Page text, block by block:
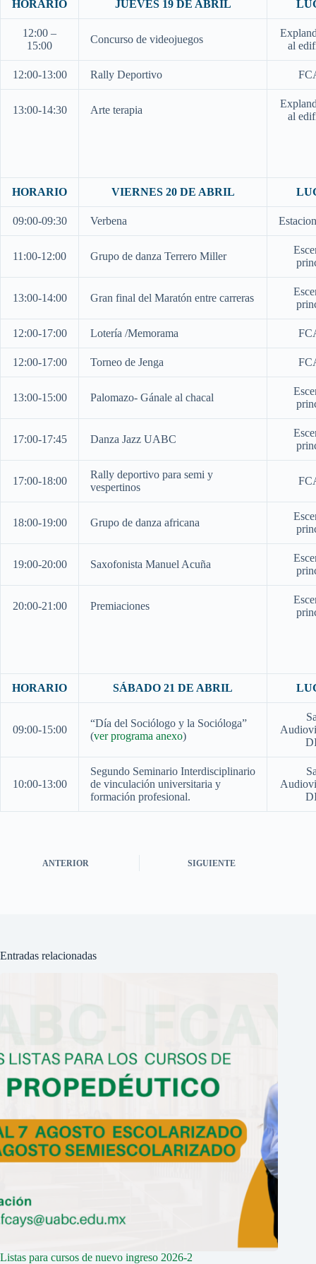
HORARIO JUEVES 19 DE ABRIL
12:00 –
15:00
Concurso de videojuegos
al
12:00-13:00 Rally Deportivo
13:00-14:30 Arte terapia
al
HORARIO VIERNES 20 DE ABRIL
09:00-09:30 Verbena
11:00-12:00 Grupo de danza Terrero Miller
13:00-14:00 Gran final del Maratón entre carreras
12:00-17:00 Lotería /Memorama
12:00-17:00 Torneo de Jenga
13:00-15:00 Palomazo- Gánale al chacal
17:00-17:45 Danza Jazz UABC
17:00-18:00
Rally deportivo para semi y
vespertinos
18:00-19:00 Grupo de danza africana
19:00-20:00 Saxofonista Manuel Acuña
20:00-21:00 Premiaciones
HORARIO SÁBADO 21 DE ABRIL
09:00-15:00
“Día del Sociólogo y la Socióloga”
(ver programa anexo)
10:00-13:00
Segundo Seminario Interdisciplinario
de vinculación universitaria y
formación profesional.
ANTERIOR SIGUIENTE
Entradas relacionadas
Listas para cursos de nuevo ingreso 2026-2